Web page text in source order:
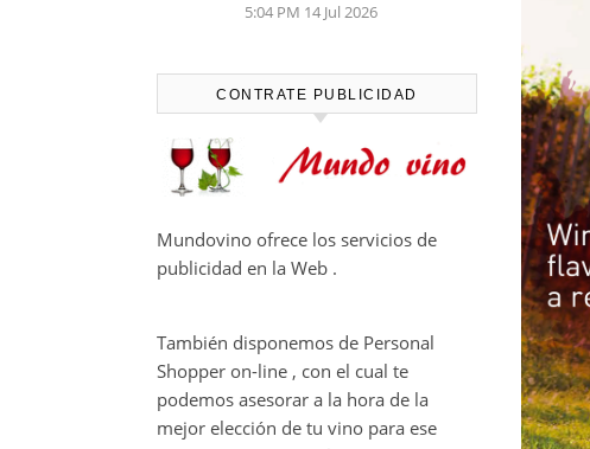
5:04 PM 14 Jul 2026
CONTRATE PUBLICIDAD
Mundovino ofrece los servicios de
publicidad en la Web .
También disponemos de Personal
Shopper on-line , con el cual te
podemos asesorar a la hora de la
mejor elección de tu vino para ese